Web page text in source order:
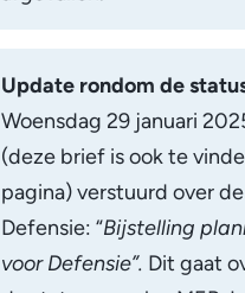
Update rondom de
Woensdag 29 januari
(deze brief is ook te
pagina) verstuurd over
Defensie: “Bijstelling
voor Defensie”. Dit gaat